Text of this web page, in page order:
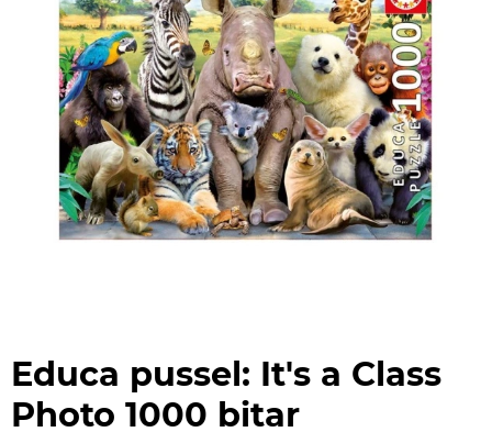
Educa pussel: It's a Class
Photo 1000 bitar